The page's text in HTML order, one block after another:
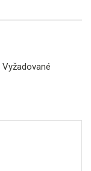
Vyžadované